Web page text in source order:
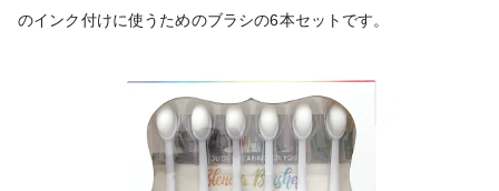
のインク付けに使うためのブラシの6本セットです。